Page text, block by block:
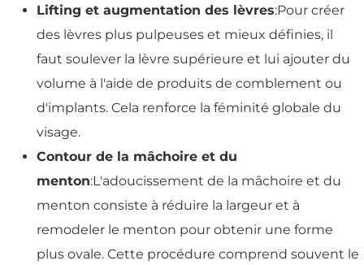
Lifting et augmentation des lèvres:Pour créer
des lèvres plus pulpeuses et mieux définies, il
faut soulever la lèvre supérieure et lui ajouter du
volume à l'aide de produits de comblement ou
d'implants. Cela renforce la féminité globale du
visage.
Contour de la mâchoire et du
menton:L'adoucissement de la mâchoire et du
menton consiste à réduire la largeur et à
remodeler le menton pour obtenir une forme
plus ovale. Cette procédure comprend souvent le